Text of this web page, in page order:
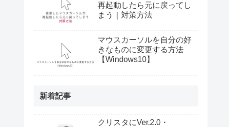
再起動したら元に戻ってし
まう｜対策方法
マウスカーソルを自分の好
きなものに変更する方法
【Windows10】
新着記事
クリスタにVer.2.0・